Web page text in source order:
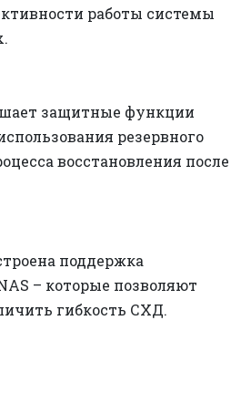
работы системы
защитные функции
резервного
восстановления после
поддержка
– которые позволяют
гибкость СХД.